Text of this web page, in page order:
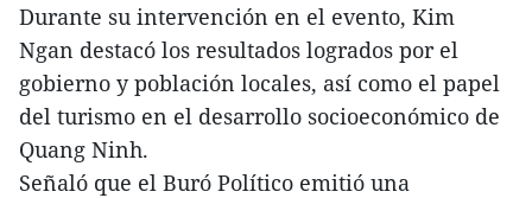
Durante su intervención en el evento, Kim
Ngan destacó los resultados logrados por el
gobierno y población locales, así como el papel
del turismo en el desarrollo socioeconómico de
Quang Ninh.
Señaló que el Buró Político emitió una